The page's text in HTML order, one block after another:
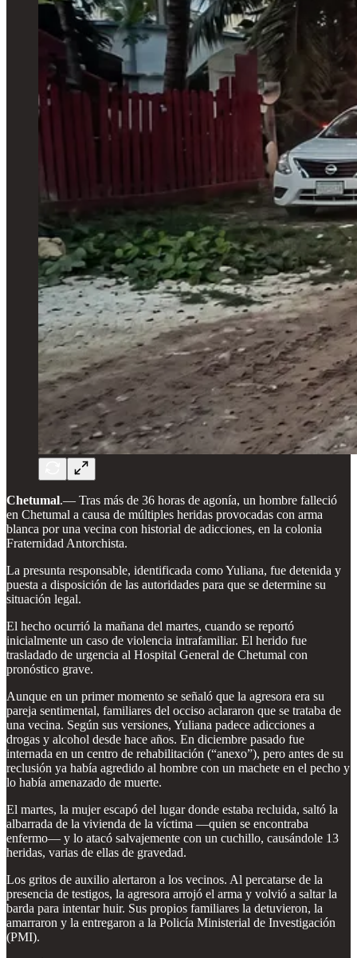
Chetumal.— Tras más de 36 horas de agonía, un hombre falleció
en Chetumal a causa de múltiples heridas provocadas con arma
blanca por una vecina con historial de adicciones, en la colonia
Fraternidad Antorchista.
La presunta responsable, identificada como Yuliana, fue detenida y
puesta a disposición de las autoridades para que se determine su
situación legal.
El hecho ocurrió la mañana del martes, cuando se reportó
inicialmente un caso de violencia intrafamiliar. El herido fue
trasladado de urgencia al Hospital General de Chetumal con
pronóstico grave.
Aunque en un primer momento se señaló que la agresora era su
pareja sentimental, familiares del occiso aclararon que se trataba de
una vecina. Según sus versiones, Yuliana padece adicciones a
drogas y alcohol desde hace años. En diciembre pasado fue
internada en un centro de rehabilitación (“anexo”), pero antes de su
reclusión ya había agredido al hombre con un machete en el pecho y
lo había amenazado de muerte.
El martes, la mujer escapó del lugar donde estaba recluida, saltó la
albarrada de la vivienda de la víctima —quien se encontraba
enfermo— y lo atacó salvajemente con un cuchillo, causándole 13
heridas, varias de ellas de gravedad.
Los gritos de auxilio alertaron a los vecinos. Al percatarse de la
presencia de testigos, la agresora arrojó el arma y volvió a saltar la
barda para intentar huir. Sus propios familiares la detuvieron, la
amarraron y la entregaron a la Policía Ministerial de Investigación
(PMI).